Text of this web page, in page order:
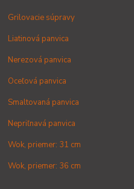
Grilovacie súpravy
Liatinová panvica
Nerezová panvica
Oceľová panvica
Smaltovaná panvica
Nepriľnavá panvica
Wok, priemer: 31 cm
Wok, priemer: 36 cm